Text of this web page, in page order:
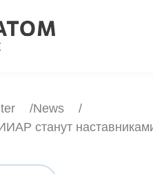
News
станут